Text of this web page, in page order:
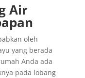
Air
oleh
yang berada
Anda ada
pada lobang